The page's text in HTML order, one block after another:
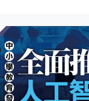
員，隸屬觀塘消防局
間，在觀塘公眾碼頭
及其妻子不幸離世感
慰問，已安排福利組
青沙公路兩死車禍